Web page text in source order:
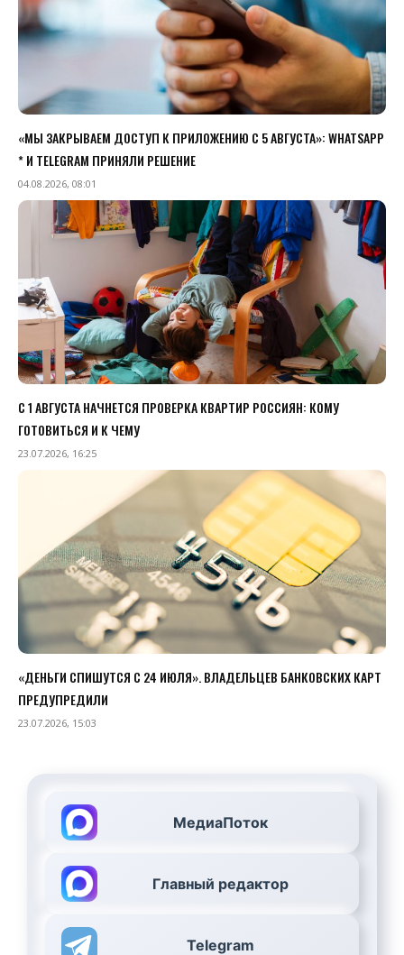
«МЫ ЗАКРЫВАЕМ ДОСТУП К ПРИЛОЖЕНИЮ C 5 АВГУСТА»: WHATSAPP
* И TELEGRAM ПРИНЯЛИ РЕШЕНИЕ
04.08.2026, 08:01
С 1 АВГУСТА НАЧНЕТСЯ ПРОВЕРКА КВАРТИР РОССИЯН: КОМУ
ГОТОВИТЬСЯ И К ЧЕМУ
23.07.2026, 16:25
«ДЕНЬГИ СПИШУТСЯ С 24 ИЮЛЯ». ВЛАДЕЛЬЦЕВ БАНКОВСКИХ КАРТ
ПРЕДУПРЕДИЛИ
23.07.2026, 15:03
МедиаПоток
Главный редактор
Telegram